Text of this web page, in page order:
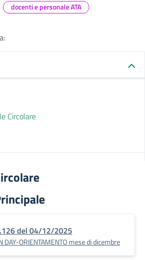
docenti e personale ATA
Circolare
del 04/12/2025
DAY-ORIENTAMENTO mese di dicembre